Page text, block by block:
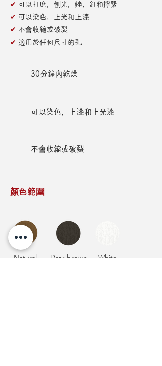
✔ 可以打磨，刨光，銼，釘和擰緊
✔ 可以染色，上光和上漆
✔ 不會收縮或破裂
✔ 適用於任何尺寸的孔
30分鐘內乾燥
可以染色，上漆和上光漆
不會收縮或破裂
顏色範圍
White
Natural Dark brown